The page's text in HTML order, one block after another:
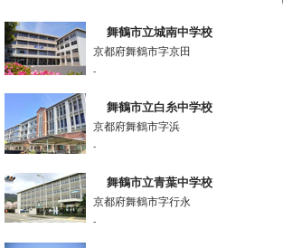
舞鶴市立城南中学校
京都府舞鶴市字京田
-
舞鶴市立白糸中学校
京都府舞鶴市字浜
-
舞鶴市立青葉中学校
京都府舞鶴市字行永
-